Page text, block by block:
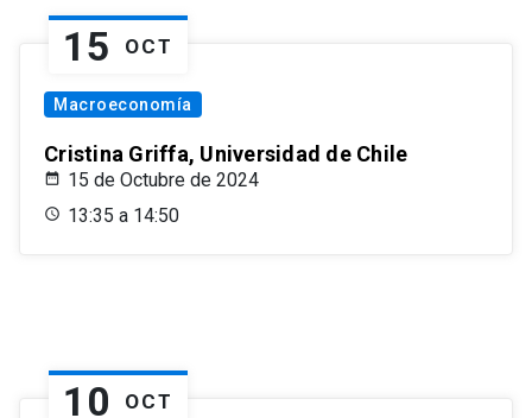
15 OCT
Macroeconomía
Cristina Griffa, Universidad de Chile
15 de Octubre de 2024
13:35 a 14:50
10 OCT